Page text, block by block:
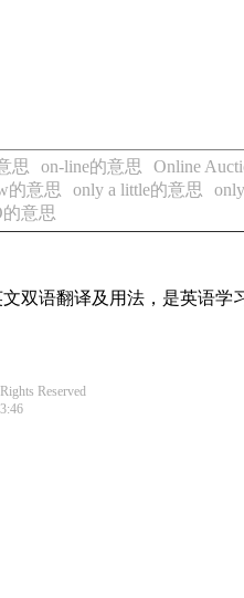
思 on-line的意思 Online
的意思 only a little的意思
意思
双语翻译及用法，是英语学
Reserved